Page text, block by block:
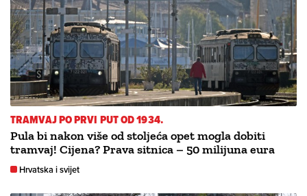
TRAMVAJ PO PRVI PUT OD 1934.
Pula bi nakon više od stoljeća opet mogla dobiti
tramvaj! Cijena? Prava sitnica – 50 milijuna eura
Hrvatska i svijet